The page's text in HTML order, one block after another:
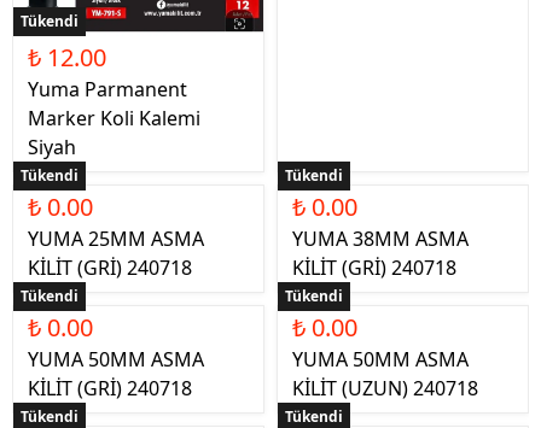
Tükendi
₺ 12.00
Yuma Parmanent
Marker Koli Kalemi
Siyah
Tükendi
₺ 0.00
YUMA 25MM ASMA
KİLİT (GRİ) 240718
Tükendi
₺ 0.00
YUMA 38MM ASMA
KİLİT (GRİ) 240718
Tükendi
₺ 0.00
YUMA 50MM ASMA
KİLİT (GRİ) 240718
Tükendi
₺ 0.00
YUMA 50MM ASMA
KİLİT (UZUN) 240718
Tükendi Tükendi